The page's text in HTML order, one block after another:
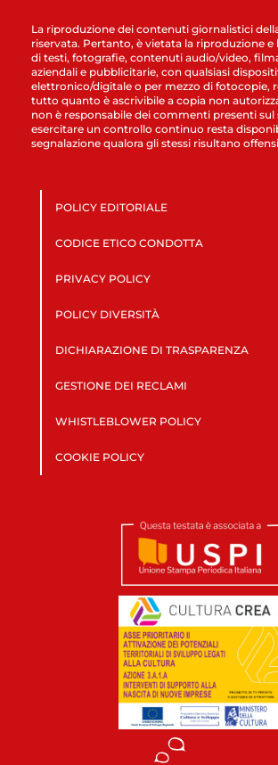
La riproduzione dei contenuti giornalistici
riservata. Pertanto, è vietata la riproduzione e
di testi, fotografie, contenuti audio/video,
aziendali e pubblicitarie, con qualsiasi
elettronico/digitale o per mezzo di fotocopie,
tutto quanto è ascrivibile a copia non
non è responsabile dei commenti presenti
esercitare un controllo continuo resta
segnalazione qualora gli stessi risultano
POLICY EDITORIALE
CODICE ETICO CONDOTTA
PRIVACY POLICY
POLICY DIVERSITÀ
DICHIARAZIONE DI TRASPARENZA
GESTIONE DEI RECLAMI
WHISTLEBLOWER POLICY
COOKIE POLICY